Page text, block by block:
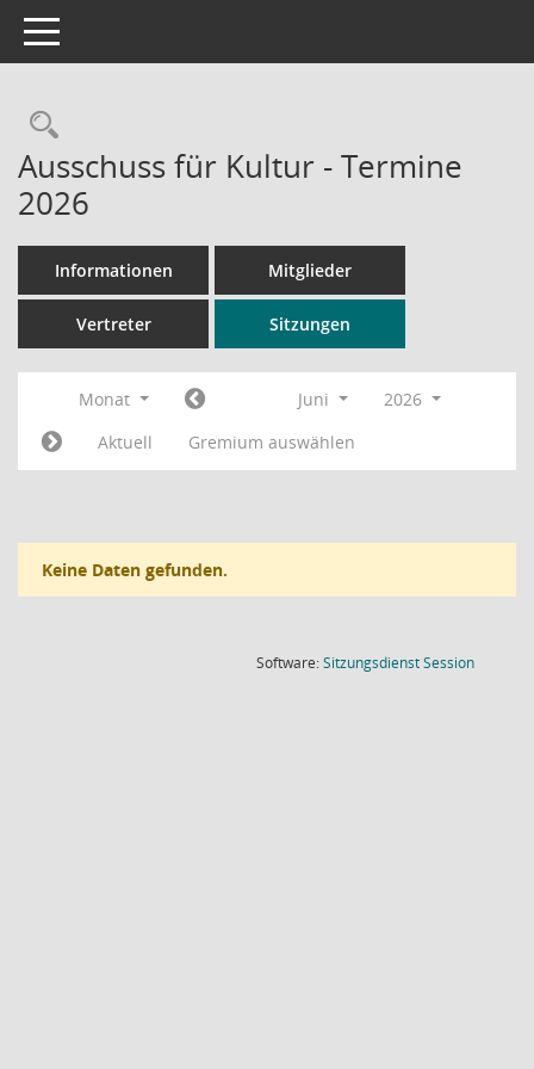
Toggle navigation
Rechercheauswahl
Ausschuss für Kultur - Termine
2026
Informationen Mitglieder
Vertreter Sitzungen
Monat Juni
2026
Aktuell
Gremium auswählen
Keine Daten gefunden.
Software:SitzungsdienstSession(Wird in